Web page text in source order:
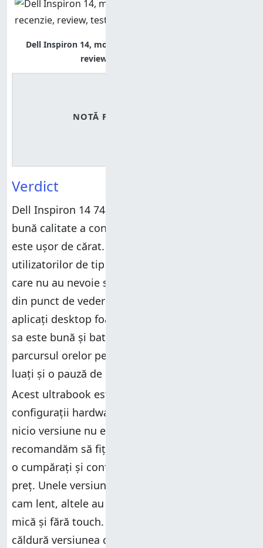
Dell Inspiron 14, model 7437, performante, recenzie,
review, teste, comparatie
NOTĂ PRODUS
Verdict
Dell Inspiron 14 7437 este un ultrabook cu o
bună calitate a construcției, care arată bine și
este ușor de cărat. Este foarte potrivit
utilizatorilor de tip business dar și celor casnici
care nu au nevoie să joace jocuri pretențioase
din punct de vedere grafic ori să folosească
aplicați desktop foarte complexe. Autonomia
sa este bună și bateria ar trebui să vă țină pe
parcursul orelor petrecute la birou. Asta dacă
luați și o pauză de prânz mai generoasă. 🙂
Acest ultrabook este disponibil în mai multe
configurații hardware, la prețuri diferite însă
nicio versiune nu este cu adevărat ieftină. Vă
recomandăm să fiți atenți la versiunea pe care
o cumpărați și configurația hardware inclusă în
preț. Unele versiuni au un hard disk mecanic
cam lent, altele au un ecran cu o rezoluție mai
mică și fără touch. Noi vă recomandăm cu
căldură versiunea cu un procesor Core i7, ecran